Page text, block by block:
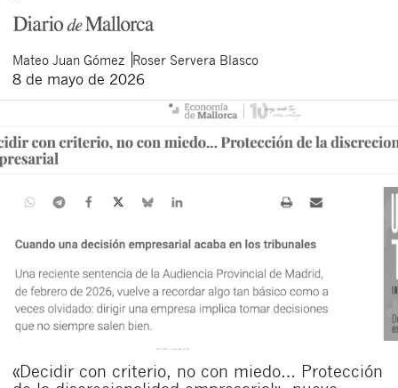
Mateo Juan Gómez Roser Servera Blasco
8 de mayo de 2026
«Decidir con criterio, no con miedo… Protección